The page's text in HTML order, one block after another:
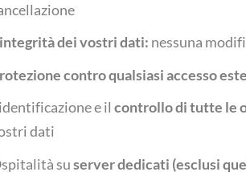
dei vostri dati: nessuna
contro qualsiasi accesso
e il controllo di tutte le
dati
suserver dedicati (esclusi